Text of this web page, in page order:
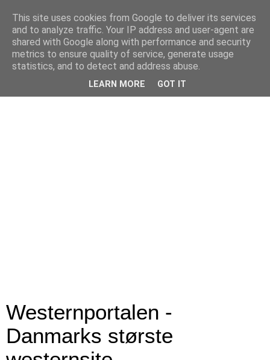
Westernportalen -
Danmarks største
This site uses cookies from Google to deliver its services
and to analyze traffic. Your IP address and user-agent are
shared with Google along with performance and security
metrics to ensure quality of service, generate usage
statistics, and to detect and address abuse.
LEARN MORE GOT IT